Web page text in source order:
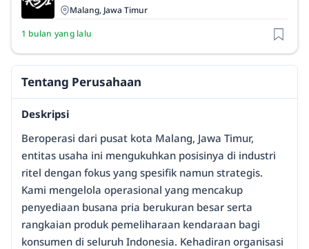
Malang, Jawa Timur
1 bulan yang lalu
Tentang Perusahaan
Deskripsi
Beroperasi dari pusat kota Malang, Jawa Timur,
entitas usaha ini mengukuhkan posisinya di industri
ritel dengan fokus yang spesifik namun strategis.
Kami mengelola operasional yang mencakup
penyediaan busana pria berukuran besar serta
rangkaian produk pemeliharaan kendaraan bagi
konsumen di seluruh Indonesia. Kehadiran organisasi